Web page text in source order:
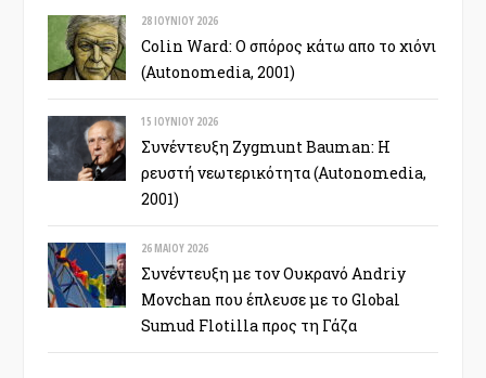
28 ΙΟΥΝΊΟΥ 2026
Colin Ward: Ο σπόρος κάτω απο το χιόνι
(Autonomedia, 2001)
15 ΙΟΥΝΊΟΥ 2026
Συνέντευξη Zygmunt Bauman: Η
ρευστή νεωτερικότητα (Autonomedia,
2001)
26 ΜΑΪ́ΟΥ 2026
Συνέντευξη με τον Ουκρανό Andriy
Movchan που έπλευσε με το Global
Sumud Flotilla προς τη Γάζα